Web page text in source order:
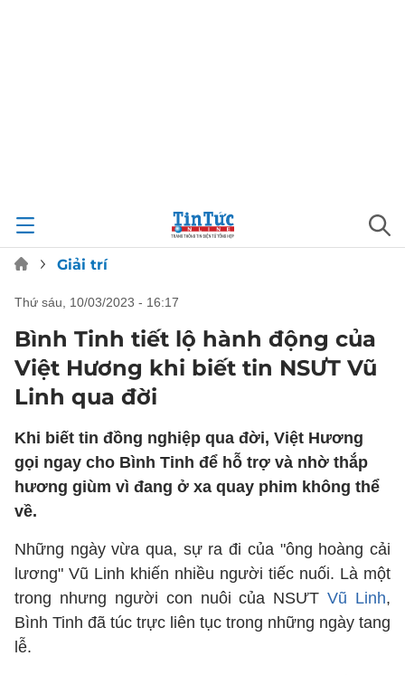
Giải trí
thứ sáu, 10/03/2023 - 16:17
Bình Tinh tiết lộ hành động của
Việt Hương khi biết tin NSƯT Vũ
Linh qua đời
Khi biết tin đồng nghiệp qua đời, Việt Hương
gọi ngay cho Bình Tinh để hỗ trợ và nhờ thắp
hương giùm vì đang ở xa quay phim không thể
về.
Những ngày vừa qua, sự ra đi của "ông hoàng cải
lương" Vũ Linh khiến nhiều người tiếc nuối. Là một
trong nhưng người con nuôi của NSƯTVũ Linh,
Bình Tinh đã túc trực liên tục trong những ngày tang
lễ.